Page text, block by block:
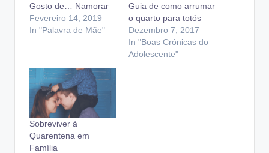
Gosto de… Namorar
Fevereiro 14, 2019
In "Palavra de Mãe"
Guia de como arrumar
o quarto para totós
Dezembro 7, 2017
In "Boas Crónicas do
Adolescente"
Sobreviver à
Quarentena em
Família